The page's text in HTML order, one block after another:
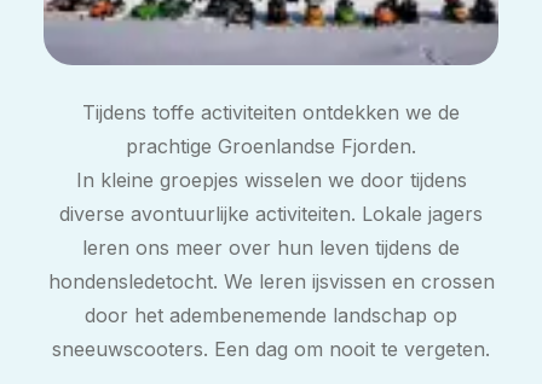
Tijdens toffe activiteiten ontdekken we de
prachtige Groenlandse Fjorden.
In kleine groepjes wisselen we door tijdens
diverse avontuurlijke activiteiten. Lokale jagers
leren ons meer over hun leven tijdens de
hondensledetocht. We leren ijsvissen en crossen
door het adembenemende landschap op
sneeuwscooters. Een dag om nooit te vergeten.